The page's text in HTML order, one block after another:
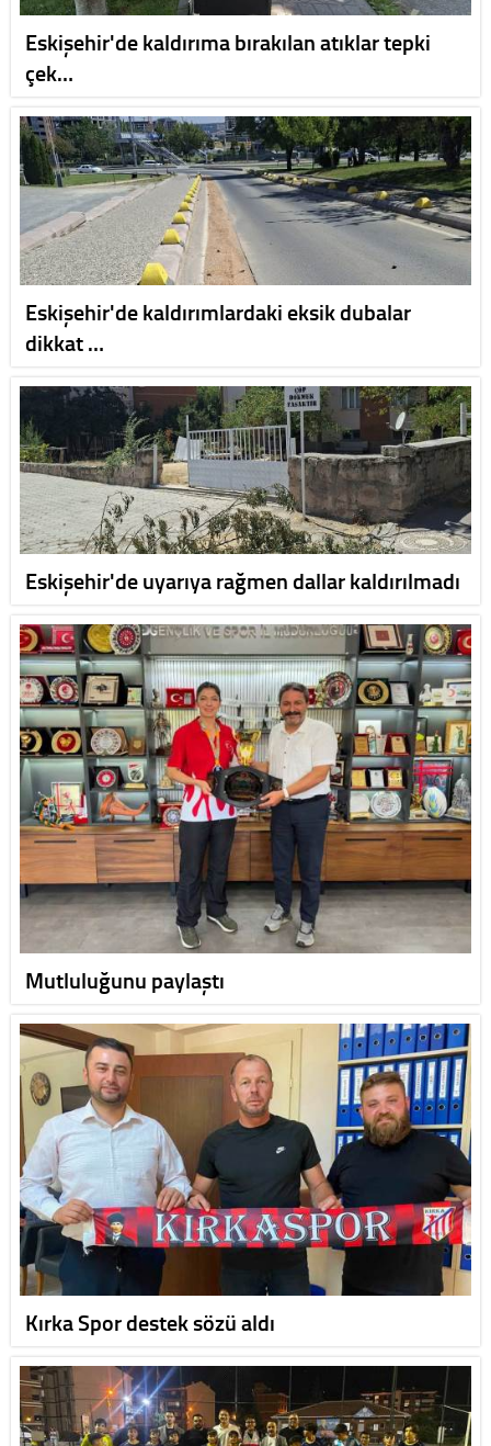
Eskişehir'de kaldırıma bırakılan atıklar tepki
çek…
Eskişehir'de kaldırımlardaki eksik dubalar
dikkat …
Eskişehir'de uyarıya rağmen dallar kaldırılmadı
Mutluluğunu paylaştı
Kırka Spor destek sözü aldı